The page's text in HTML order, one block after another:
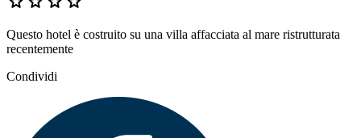
Questo hotel è costruito su una villa affacciata al mare ristrutturata
recentemente
Condividi